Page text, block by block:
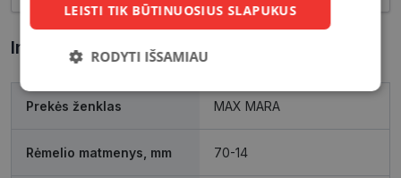
Informacija apie prekę
Prekės ženklas MAX MARA
Rėmelio matmenys, mm 70-14
LEISTI TIK BŪTINUOSIUS SLAPUKUS
RODYTI IŠSAMIAU
Būtinieji
slapukai
Statistikos
slapukai
Rinkodaros
slapukai